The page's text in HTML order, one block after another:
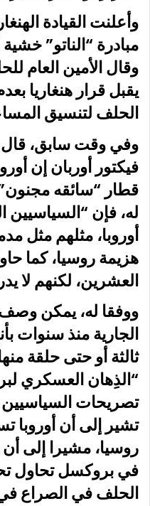
وأعلنت القيادة
مبادرة “الناتو”
وقال الأمين العام
يقبل قرار هنغاريا
الحلف لتنسيق
وفي وقت سابق، قال
فيكتور أوربان إن
قطار “سائقه
له، فإن
أوروبا، مثلهم مثل
هزيمة روسيا، كما
العشرين، لكنهم لا
ووفقا له، يمكن وصف
الجارية منذ سنوات
ثالثة أو حتى حلقة
“الذِهان العسكري
تصريحات السياسيين
تشير إلى أن أوروبا
روسيا، مشيرا إلى
في بروكسل تحاول
الحلف في الصراع في